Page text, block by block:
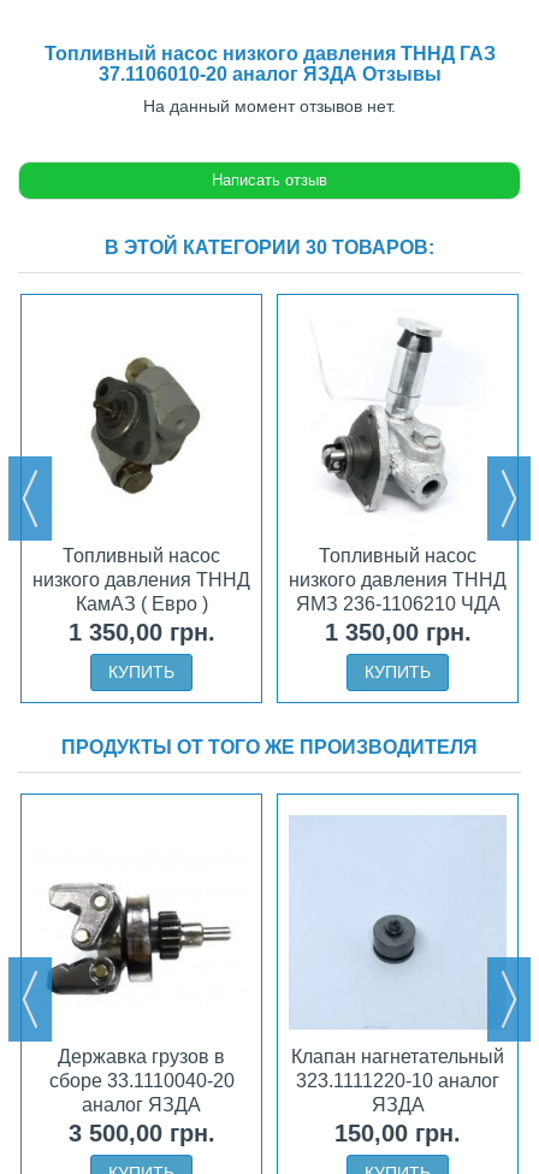
Топливный насос низкого давления ТННД ГАЗ
37.1106010-20 аналог ЯЗДА Отзывы
На данный момент отзывов нет.
В ЭТОЙ КАТЕГОРИИ 30 ТОВАРОВ:
Топливный насос
низкого давления ТННД
КамАЗ ( Евро )
332.1106010 аналог
ЯЗДА
1 350,00 грн.
КУПИТЬ
Топливный насос
низкого давления ТННД
ЯМЗ 236-1106210 ЧДА
1 350,00 грн.
КУПИТЬ
ПРОДУКТЫ ОТ ТОГО ЖЕ ПРОИЗВОДИТЕЛЯ
Державка грузов в
сборе 33.1110040-20
аналог ЯЗДА
3 500,00 грн.
Клапан нагнетательный
323.1111220-10 аналог
ЯЗДА
150,00 грн.